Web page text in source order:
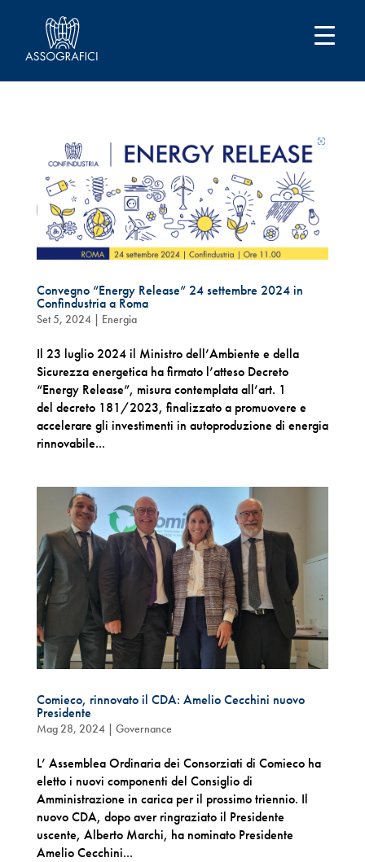
Convegno “Energy Release” 24 settembre 2024 in
Confindustria a Roma
Set 5, 2024| Energia
Il 23 luglio 2024 il Ministro dell’Ambiente e della
Sicurezza energetica ha firmato l’atteso Decreto
“Energy Release”, misura contemplata all’art. 1
del decreto 181/2023, finalizzato a promuovere e
accelerare gli investimenti in autoproduzione di energia
rinnovabile...
Comieco, rinnovato il CDA: Amelio Cecchini nuovo
Presidente
Mag 28, 2024| Governance
L’ Assemblea Ordinaria dei Consorziati di Comieco ha
eletto i nuovi componenti del Consiglio di
Amministrazione in carica per il prossimo triennio. Il
nuovo CDA, dopo aver ringraziato il Presidente
uscente, Alberto Marchi, ha nominato Presidente
Amelio Cecchini...